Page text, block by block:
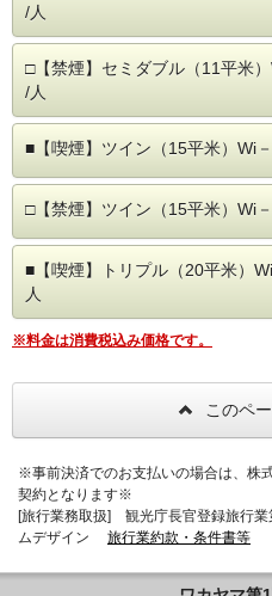
■TVシステムのご案
・VODは洋画・邦
※huluのご利用はお
・ミラーリング、
◇◇ワカヤマ第1冨
・和歌山市駅から徒
ためのサービスがた
・レンタサイクル
・ランドリーもあ
・全室無料WIFI完備
■ご朝食
・7種類のおにぎり
/人
□【禁煙】セミダブル（11平米
/人
■【喫煙】ツイン（15平米）Wi
□【禁煙】ツイン（15平米）Wi
■【喫煙】トリプル（20平米）
人
※料金は消費税込み価格です。
このペ
※事前決済でのお支払いの場合は、株
契約となります※
[旅行業務取扱] 観光庁長官登録旅行
ムデザイン 旅行業約款・条件書等